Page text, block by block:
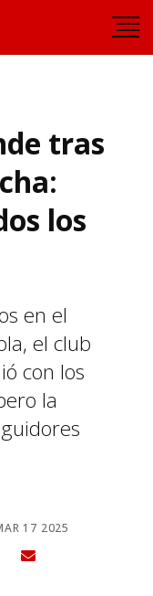
tras
los
en el
el club
con los
la
17 2025